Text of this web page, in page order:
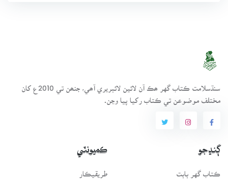
سنڌسلامت ڪتاب گهر ھڪ آن لائين لائبريري آھي، جنھن تي 2010ع کان
مختلف موضوعن تي ڪتاب رکيا پيا وڃن.
ڳنڍجو
ڪتاب گهر بابت
ڪميونٽي
طريقيڪار